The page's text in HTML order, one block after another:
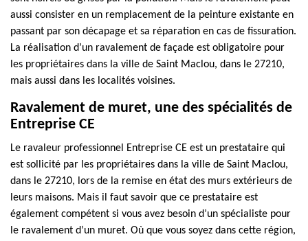
aussi consister en un remplacement de la peinture existante en
passant par son décapage et sa réparation en cas de fissuration.
La réalisation d’un ravalement de façade est obligatoire pour
les propriétaires dans la ville de Saint Maclou, dans le 27210,
mais aussi dans les localités voisines.
Ravalement de muret, une des spécialités de
Entreprise CE
Le ravaleur professionnel Entreprise CE est un prestataire qui
est sollicité par les propriétaires dans la ville de Saint Maclou,
dans le 27210, lors de la remise en état des murs extérieurs de
leurs maisons. Mais il faut savoir que ce prestataire est
également compétent si vous avez besoin d’un spécialiste pour
le ravalement d’un muret. Où que vous soyez dans cette région,